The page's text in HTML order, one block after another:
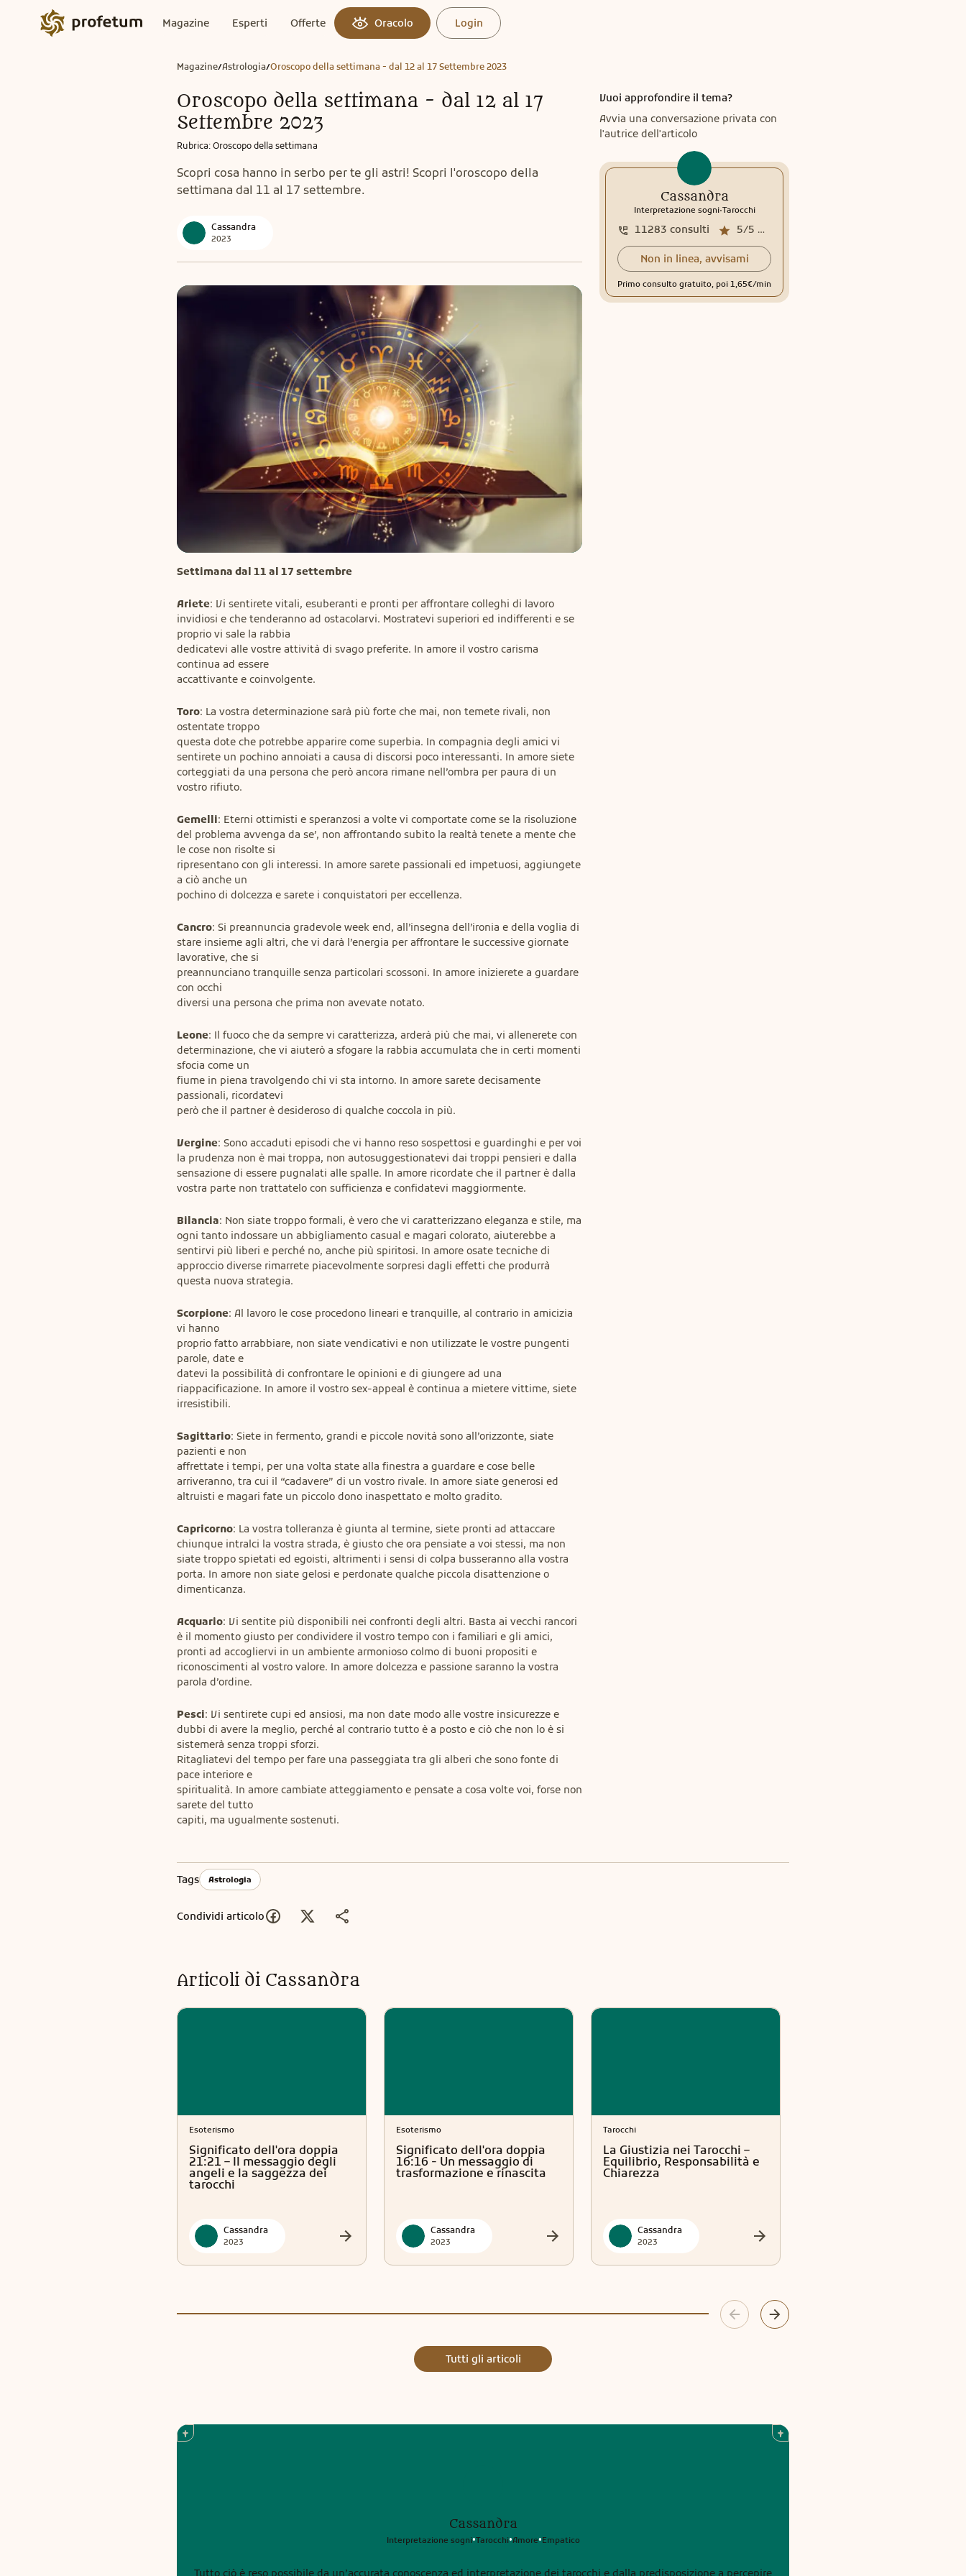
Magazine Esperti Offerte Oracolo Login
Magazine/Astrologia/Oroscopo della settimana - dal 12 al 17 Settembre 2023
Oroscopo della settimana - dal 12 al 17
Settembre 2023
Rubrica: Oroscopo della settimana
Scopri cosa hanno in serbo per te gli astri! Scopri l'oroscopo della
settimana dal 11 al 17 settembre.
Cassandra
2023
Settimana dal 11 al 17 settembre
Ariete: Vi sentirete vitali, esuberanti e pronti per affrontare colleghi di lavoro
invidiosi e che tenderanno ad ostacolarvi. Mostratevi superiori ed indifferenti e se
proprio vi sale la rabbia
dedicatevi alle vostre attività di svago preferite. In amore il vostro carisma
continua ad essere
accattivante e coinvolgente.
Toro: La vostra determinazione sarà più forte che mai, non temete rivali, non
ostentate troppo
questa dote che potrebbe apparire come superbia. In compagnia degli amici vi
sentirete un pochino annoiati a causa di discorsi poco interessanti. In amore siete
corteggiati da una persona che però ancora rimane nell’ombra per paura di un
vostro rifiuto.
Gemelli: Eterni ottimisti e speranzosi a volte vi comportate come se la risoluzione
del problema avvenga da se’, non affrontando subito la realtà tenete a mente che
le cose non risolte si
ripresentano con gli interessi. In amore sarete passionali ed impetuosi, aggiungete
a ciò anche un
pochino di dolcezza e sarete i conquistatori per eccellenza.
Cancro: Si preannuncia gradevole week end, all’insegna dell’ironia e della voglia di
stare insieme agli altri, che vi darà l’energia per affrontare le successive giornate
lavorative, che si
preannunciano tranquille senza particolari scossoni. In amore inizierete a guardare
con occhi
diversi una persona che prima non avevate notato.
Leone: Il fuoco che da sempre vi caratterizza, arderà più che mai, vi allenerete con
determinazione, che vi aiuterò a sfogare la rabbia accumulata che in certi momenti
sfocia come un
fiume in piena travolgendo chi vi sta intorno. In amore sarete decisamente
passionali, ricordatevi
però che il partner è desideroso di qualche coccola in più.
Vergine: Sono accaduti episodi che vi hanno reso sospettosi e guardinghi e per voi
la prudenza non è mai troppa, non autosuggestionatevi dai troppi pensieri e dalla
sensazione di essere pugnalati alle spalle. In amore ricordate che il partner è dalla
vostra parte non trattatelo con sufficienza e confidatevi maggiormente.
Bilancia: Non siate troppo formali, è vero che vi caratterizzano eleganza e stile, ma
ogni tanto indossare un abbigliamento casual e magari colorato, aiuterebbe a
sentirvi più liberi e perché no, anche più spiritosi. In amore osate tecniche di
approccio diverse rimarrete piacevolmente sorpresi dagli effetti che produrrà
questa nuova strategia.
Scorpione: Al lavoro le cose procedono lineari e tranquille, al contrario in amicizia
vi hanno
proprio fatto arrabbiare, non siate vendicativi e non utilizzate le vostre pungenti
parole, date e
datevi la possibilità di confrontare le opinioni e di giungere ad una
riappacificazione. In amore il vostro sex-appeal è continua a mietere vittime, siete
irresistibili.
Sagittario: Siete in fermento, grandi e piccole novità sono all’orizzonte, siate
pazienti e non
affrettate i tempi, per una volta state alla finestra a guardare e cose belle
arriveranno, tra cui il “cadavere” di un vostro rivale. In amore siate generosi ed
altruisti e magari fate un piccolo dono inaspettato e molto gradito.
Capricorno: La vostra tolleranza è giunta al termine, siete pronti ad attaccare
chiunque intralci la vostra strada, è giusto che ora pensiate a voi stessi, ma non
siate troppo spietati ed egoisti, altrimenti i sensi di colpa busseranno alla vostra
porta. In amore non siate gelosi e perdonate qualche piccola disattenzione o
dimenticanza.
Acquario: Vi sentite più disponibili nei confronti degli altri. Basta ai vecchi rancori
è il momento giusto per condividere il vostro tempo con i familiari e gli amici,
pronti ad accogliervi in un ambiente armonioso colmo di buoni propositi e
riconoscimenti al vostro valore. In amore dolcezza e passione saranno la vostra
parola d’ordine.
Pesci: Vi sentirete cupi ed ansiosi, ma non date modo alle vostre insicurezze e
dubbi di avere la meglio, perché al contrario tutto è a posto e ciò che non lo è si
sistemerà senza troppi sforzi.
Ritagliatevi del tempo per fare una passeggiata tra gli alberi che sono fonte di
pace interiore e
spiritualità. In amore cambiate atteggiamento e pensate a cosa volte voi, forse non
sarete del tutto
capiti, ma ugualmente sostenuti.
Vuoi approfondire il tema?
Avvia una conversazione privata con
l'autrice dell'articolo
Cassandra
Interpretazione sogni.Tarocchi
5/5 media recensioni
11283 consulti
Non in linea, avvisami
Primo consulto gratuito, poi 1,65€/min
Tags Astrologia
Condividi articolo
Articoli di Cassandra
Esoterismo
Significato dell'ora doppia
21:21 – Il messaggio degli
angeli e la saggezza dei
tarocchi
Cassandra
2023
Esoterismo
Significato dell'ora doppia
16:16 - Un messaggio di
trasformazione e rinascita
Cassandra
2023
Tarocchi
La Giustizia nei Tarocchi –
Equilibrio, Responsabilità e
Chiarezza
Cassandra
2023
Tutti gli articoli
Cassandra
Interpretazione sogni•Tarocchi•Amore•Empatico
Tutto ciò è reso possibile da un’accurata conoscenza ed interpretazione dei tarocchi e dalla predisposizione a percepire